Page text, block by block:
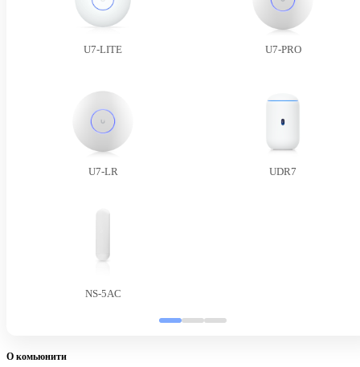
U7-LITE U7-PRO
U7-LR UDR7
NS-5AC
О комьюнити